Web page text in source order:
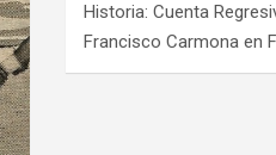
Historia: Cuenta
Francisco Carmona en